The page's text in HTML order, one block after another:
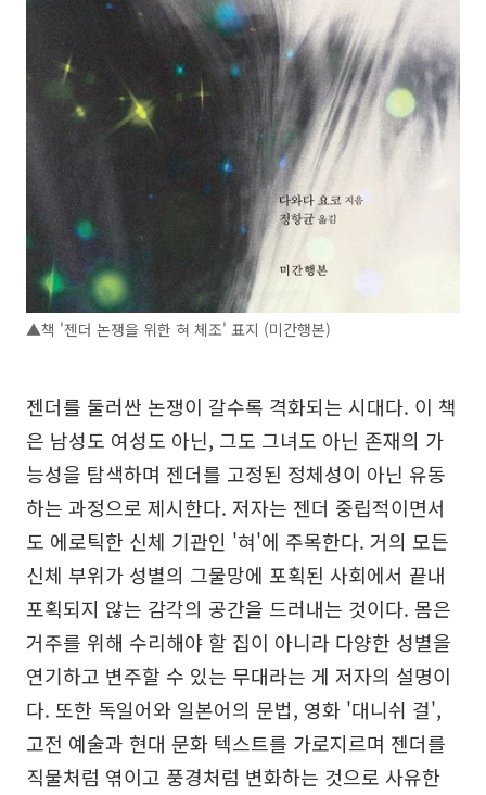
▲책 '젠더 논쟁을 위한 혀 체조' 표지 (미간행본)
젠더를 둘러싼 논쟁이 갈수록 격화되는 시대다. 이 책
은 남성도 여성도 아닌, 그도 그녀도 아닌 존재의 가
능성을 탐색하며 젠더를 고정된 정체성이 아닌 유동
하는 과정으로 제시한다. 저자는 젠더 중립적이면서
도 에로틱한 신체 기관인 '혀'에 주목한다. 거의 모든
신체 부위가 성별의 그물망에 포획된 사회에서 끝내
포획되지 않는 감각의 공간을 드러내는 것이다. 몸은
거주를 위해 수리해야 할 집이 아니라 다양한 성별을
연기하고 변주할 수 있는 무대라는 게 저자의 설명이
다. 또한 독일어와 일본어의 문법, 영화 '대니쉬 걸',
고전 예술과 현대 문화 텍스트를 가로지르며 젠더를
직물처럼 엮이고 풍경처럼 변화하는 것으로 사유한